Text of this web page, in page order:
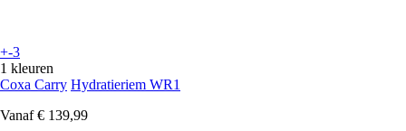
+-3
1 kleuren
Coxa Carry Hydratieriem WR1
Vanaf € 139,99